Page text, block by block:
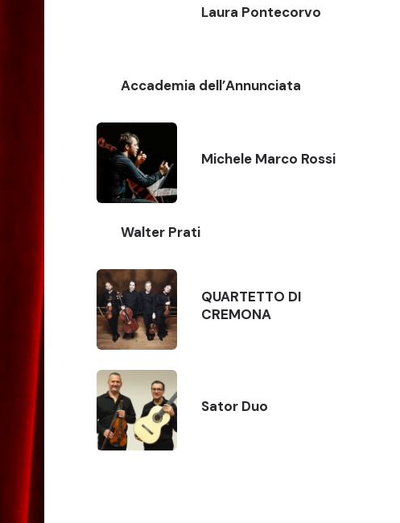
Laura Pontecorvo
Accademia dell’Annunciata
Michele Marco Rossi
Walter Prati
QUARTETTO DI
CREMONA
Sator Duo